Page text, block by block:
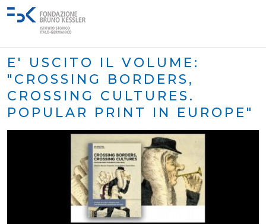
E' USCITO IL VOLUME:
"CROSSING BORDERS,
CROSSING CULTURES.
POPULAR PRINT IN EUROPE"